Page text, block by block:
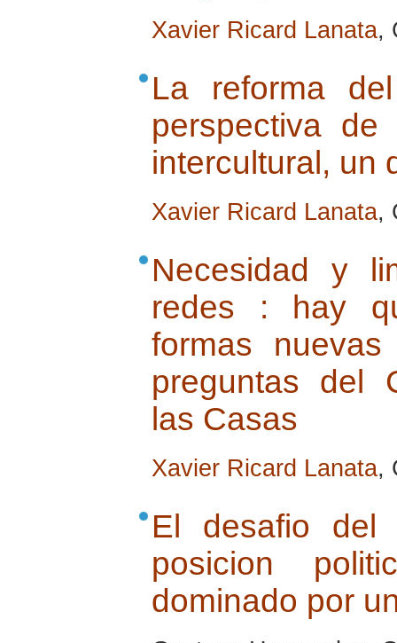
Xavier Ricard Lanata,
La reforma
perspectiva
intercultural, un
Xavier Ricard Lanata,
Necesidad y
redes : hay
formas
preguntas del
las Casas
Xavier Ricard Lanata,
El desafio del
posicion
dominado por